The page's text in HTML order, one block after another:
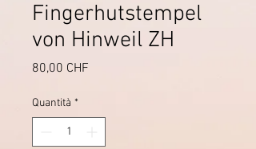
Fingerhutstempel
von Hinweil ZH
80,00 CHF
Quantità *